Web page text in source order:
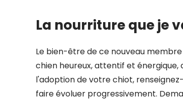
La nourriture que je
Le bien-être de ce nouveau
chien heureux, attentif et
l'adoption de votre chiot,
faire évoluer progressivement.